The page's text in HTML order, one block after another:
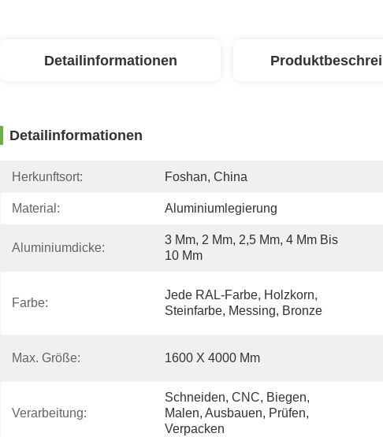
Detailinformationen
Detailinformationen
Herkunftsort: Foshan, China
Material: Aluminiumlegierung
Aluminiumdicke:
3 Mm, 2 Mm, 2,5 Mm, 4 Mm Bis
10 Mm
Farbe:
Jede RAL-Farbe, Holzkorn,
Steinfarbe, Messing, Bronze
Max. Größe: 1600 X 4000 Mm
Verarbeitung:
Schneiden, CNC, Biegen,
Malen, Ausbauen, Prüfen,
Verpacken